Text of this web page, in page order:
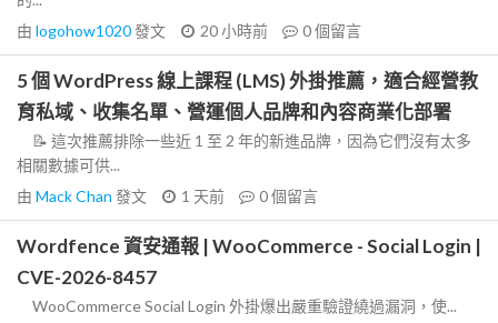
由 logohow1020發文 20 小時前 0個留言
5 個 WordPress 線上課程 (LMS) 外掛推薦，適合經營教
育私域、收集名單、營運個人品牌和內容商業化部署
📝 這次推薦排除一些近 1 至 2 年的新進品牌，因為它們沒有太多
相關數據可供...
由 Mack Chan 發文 1 天前 0個留言
Wordfence 資安通報 | WooCommerce - Social Login |
CVE-2026-8457
WooCommerce Social Login 外掛爆出嚴重驗證繞過漏洞，使...